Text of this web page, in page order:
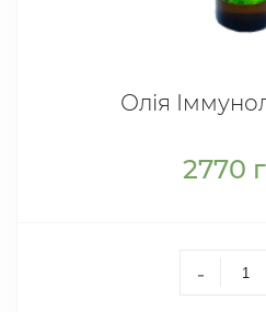
Олія
2770
-